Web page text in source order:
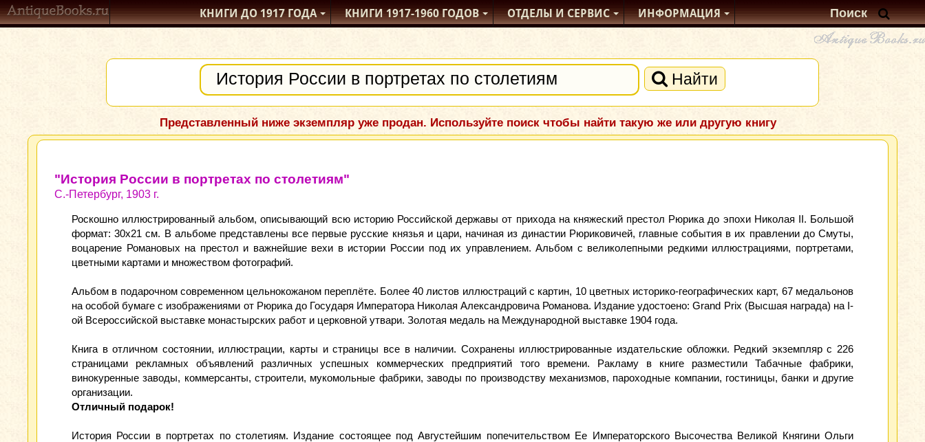
КНИГИ ДО 1917ГОДА КНИГИ1917-1960ГОДОВ ОТДЕЛЫИ СЕРВИС ИНФОРМАЦИЯ
Найти
Представленный ниже экземпляр уже продан. Используйте поиск чтобы найти такую же или другую книгу
"История России в портретах по столетиям"
С.-Петербург, 1903 г.
Роскошно иллюстрированный альбом, описывающий всю историю Российской державы от прихода на княжеский престол Рюрика до эпохи Николая II. Большой
формат: 30x21 см. В альбоме представлены все первые русские князья и цари, начиная из династии Рюриковичей, главные события в их правлении до Смуты,
воцарение Романовых на престол и важнейшие вехи в истории России под их управлением. Альбом с великолепными редкими иллюстрациями, портретами,
цветными картами и множеством фотографий.
Альбом в подарочном современном цельнокожаном переплёте. Более 40 листов иллюстраций с картин, 10 цветных историко-географических карт, 67 медальонов
на особой бумаге с изображениями от Рюрика до Государя Императора Николая Александровича Романова. Издание удостоено: Grand Prix (Высшая награда) на I-
ой Всероссийской выставке монастырских работ и церковной утвари. Золотая медаль на Международной выставке 1904 года.
Книга в отличном состоянии, иллюстрации, карты и страницы все в наличии. Сохранены иллюстрированные издательские обложки. Редкий экземпляр с 226
страницами рекламных объявлений различных успешных коммерческих предприятий того времени. Ракламу в книге разместили Табачные фабрики,
винокуренные заводы, коммерсанты, строители, мукомольные фабрики, заводы по производству механизмов, пароходные компании, гостиницы, банки и другие
организации.
Отличный подарок!
История России в портретах по столетиям. Издание состоящее под Августейшим попечительством Ее Императорского Высочества Великой Княгини Ольги